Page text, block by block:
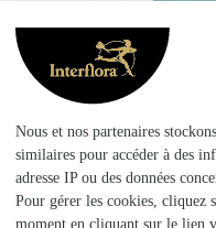
un fleuriste